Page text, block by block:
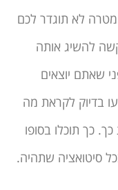
לא תוגדר לכם
להשיג אותה
שאתם יוצאים
בדיוק לקראת מה
כך תוכלו בסופו
סיטואציה שתהיה.